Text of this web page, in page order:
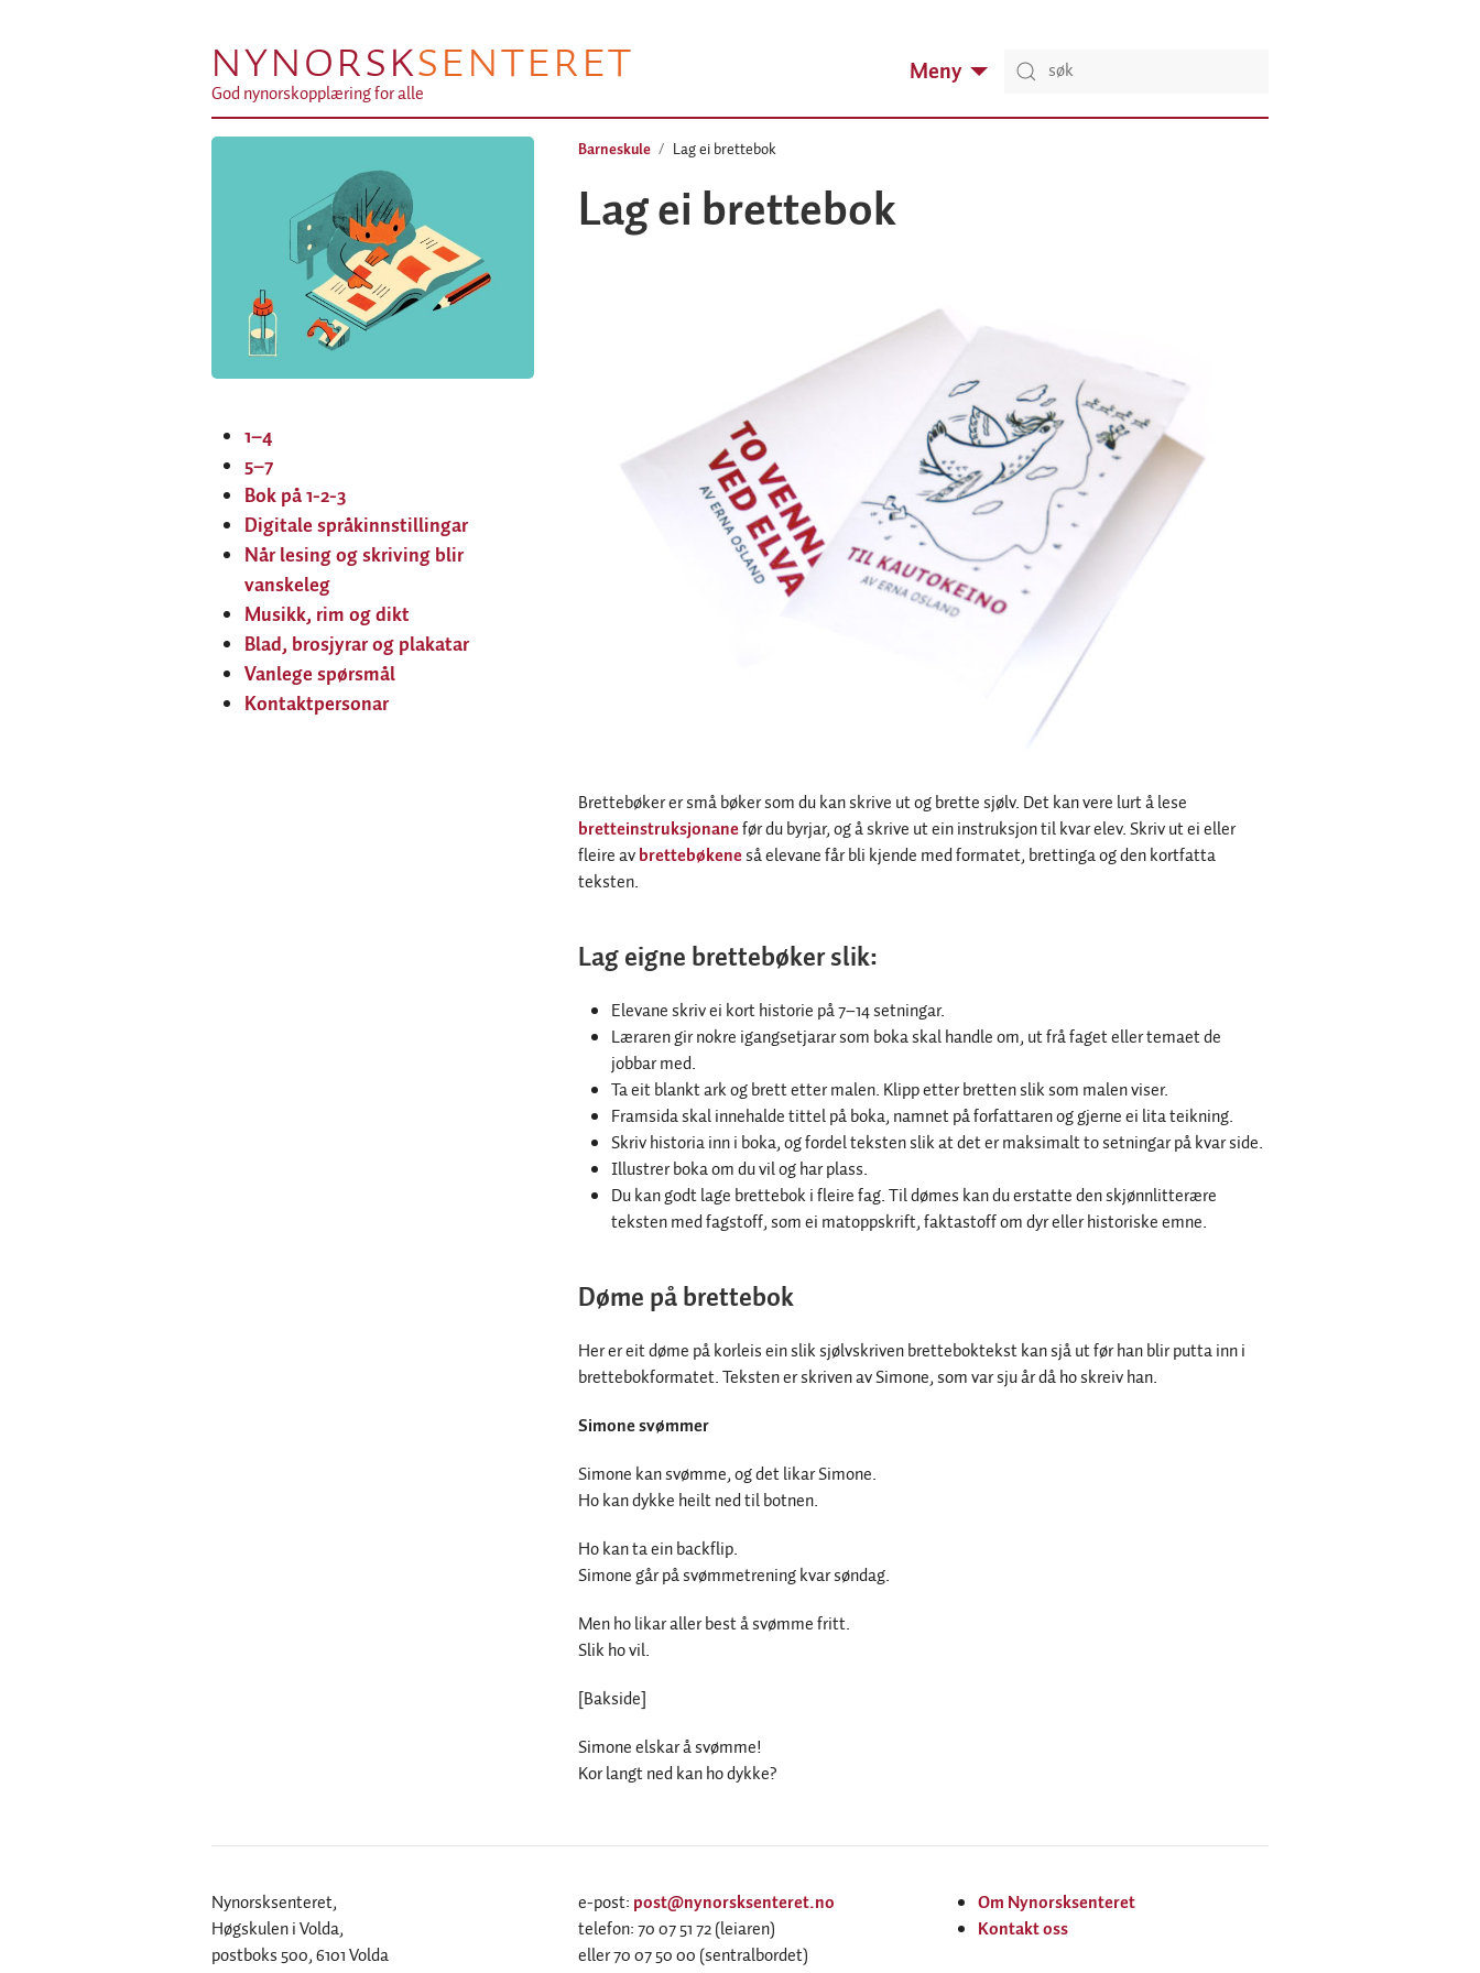
NYNORSKSENTERET
God nynorskopplæring for alle
Meny
1–4
5–7
Bok på 1-2-3
Digitale språkinnstillingar
Når lesing og skriving blir
vanskeleg
Musikk, rim og dikt
Blad, brosjyrar og plakatar
Vanlege spørsmål
Kontaktpersonar
Barneskule Lag ei brettebok
Lag ei brettebok
Brettebøker er små bøker som du kan skrive ut og brette sjølv. Det kan vere lurt å lese
bretteinstruksjonanefør du byrjar, og å skrive ut ein instruksjon til kvar elev. Skriv ut ei eller
fleire avbrettebøkeneså elevane får bli kjende med formatet, brettinga og den kortfatta
teksten.
Lag eigne brettebøker slik:
Elevane skriv ei kort historie på 7–14 setningar.
Læraren gir nokre igangsetjarar som boka skal handle om, ut frå faget eller temaet de
jobbar med.
Ta eit blankt ark og brett etter malen. Klipp etter bretten slik som malen viser.
Framsida skal innehalde tittel på boka, namnet på forfattaren og gjerne ei lita teikning.
Skriv historia inn i boka, og fordel teksten slik at det er maksimalt to setningar på kvar side.
Illustrer boka om du vil og har plass.
Du kan godt lage brettebok i fleire fag. Til dømes kan du erstatte den skjønnlitterære
teksten med fagstoff, som ei matoppskrift, faktastoff om dyr eller historiske emne.
Døme på brettebok
Her er eit døme på korleis ein slik sjølvskriven bretteboktekst kan sjå ut før han blir putta inn i
brettebokformatet. Teksten er skriven av Simone, som var sju år då ho skreiv han.
Simone svømmer
Simone kan svømme, og det likar Simone.
Ho kan dykke heilt ned til botnen.
Ho kan ta ein backflip.
Simone går på svømmetrening kvar søndag.
Men ho likar aller best å svømme fritt.
Slik ho vil.
[Bakside]
Simone elskar å svømme!
Kor langt ned kan ho dykke?
Nynorsksenteret,
Høgskulen i Volda,
postboks 500, 6101 Volda
e-post: post@nynorsksenteret.no
telefon: 70 07 51 72 (leiaren)
eller 70 07 50 00 (sentralbordet)
Om Nynorsksenteret
Kontakt oss